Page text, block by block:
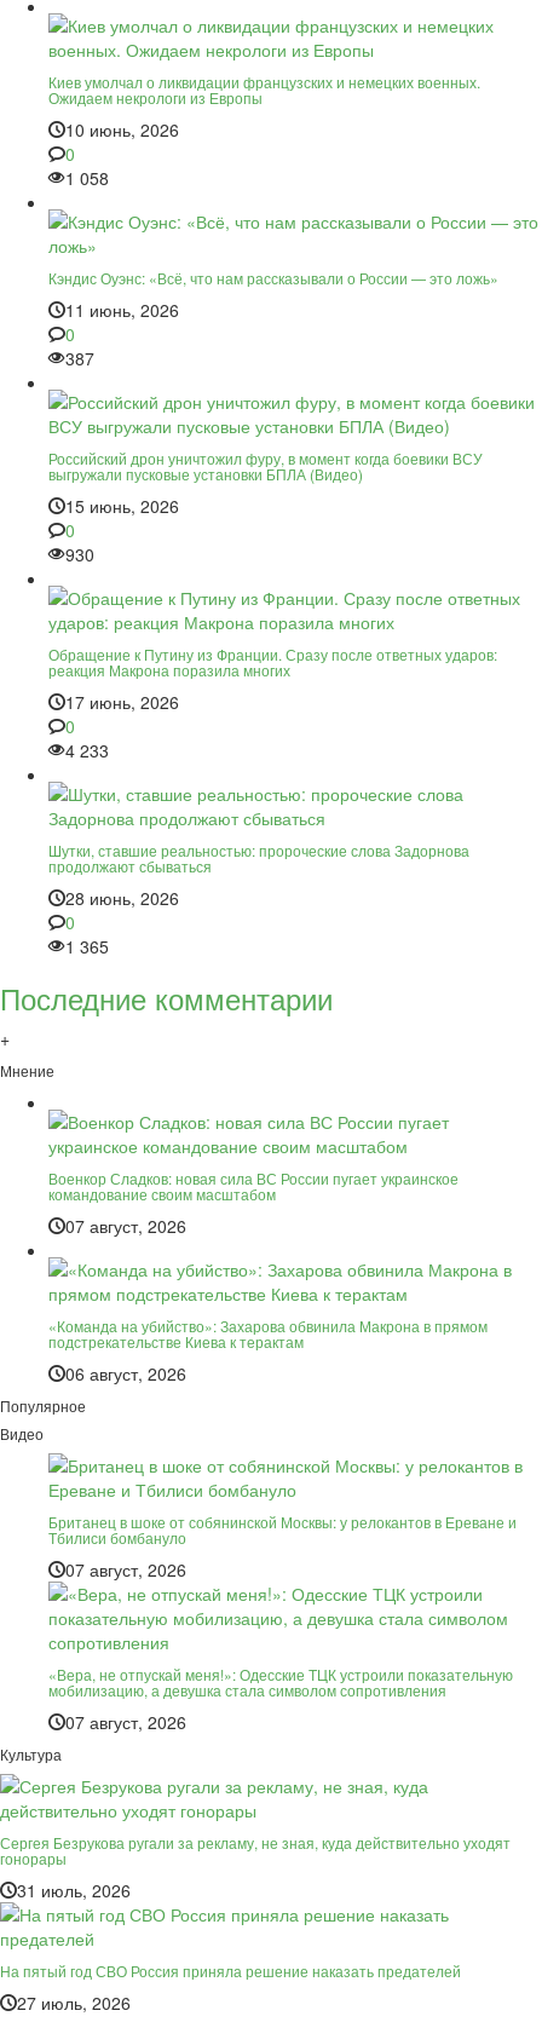
Киев умолчал о ликвидации французских и немецких военных.
Ожидаем некрологи из Европы
10 июнь, 2026
0
1 058
Кэндис Оуэнс: «Всё, что нам рассказывали о России — это ложь»
11 июнь, 2026
0
387
Российский дрон уничтожил фуру, в момент когда боевики ВСУ
выгружали пусковые установки БПЛА (Видео)
15 июнь, 2026
0
930
Обращение к Путину из Франции. Сразу после ответных ударов:
реакция Макрона поразила многих
17 июнь, 2026
0
4 233
Шутки, ставшие реальностью: пророческие слова Задорнова
продолжают сбываться
28 июнь, 2026
0
1 365
Последние комментарии
+
Мнение
Военкор Сладков: новая сила ВС России пугает украинское
командование своим масштабом
07 август, 2026
«Команда на убийство»: Захарова обвинила Макрона в прямом
подстрекательстве Киева к терактам
06 август, 2026
Популярное
Видео
Британец в шоке от собянинской Москвы: у релокантов в Ереване и
Тбилиси бомбануло
07 август, 2026
«Вера, не отпускай меня!»: Одесские ТЦК устроили показательную
мобилизацию, а девушка стала символом сопротивления
07 август, 2026
Культура
Сергея Безрукова ругали за рекламу, не зная, куда действительно уходят
гонорары
31 июль, 2026
На пятый год СВО Россия приняла решение наказать предателей
27 июль, 2026